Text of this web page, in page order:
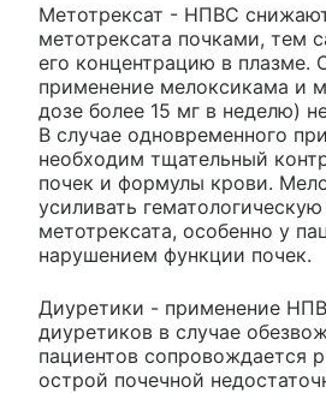
Метотрексат - НПВС
метотрексата почками, тем
его концентрацию в плазме.
применение мелоксикама и
дозе более 15 мг в неделю)
В случае одновременного
необходим тщательный
почек и формулы крови.
усиливать
метотрексата, особенно у
нарушением функции почек.
Диуретики - применение
диуретиков в случае
пациентов сопровождается
острой почечной